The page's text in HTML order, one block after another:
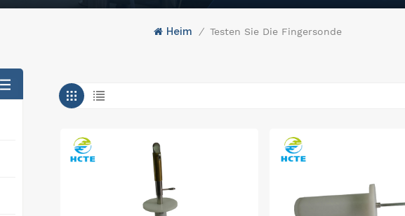
Heim / Testen Sie Die Fingersonde